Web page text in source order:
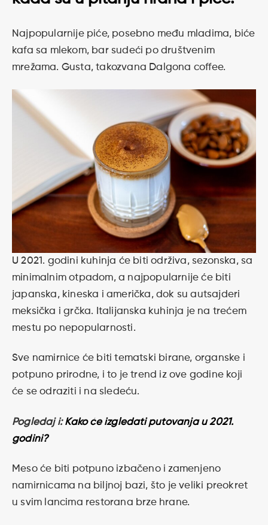
Najpopularnije piće, posebno među mladima, biće
kafa sa mlekom, bar sudeći po društvenim
mrežama. Gusta, takozvana Dalgona coffee.
U 2021. godini kuhinja će biti održiva, sezonska, sa
minimalnim otpadom, a najpopularnije će biti
japanska, kineska i američka, dok su autsajderi
meksička i grčka. Italijanska kuhinja je na trećem
mestu po nepopularnosti.
Sve namirnice će biti tematski birane, organske i
potpuno prirodne, i to je trend iz ove godine koji
će se odraziti i na sledeću.
Pogledaj i:Kako će izgledati putovanja u 2021.
godini?
Meso će biti potpuno izbačeno i zamenjeno
namirnicama na biljnoj bazi, što je veliki preokret
u svim lancima restorana brze hrane.